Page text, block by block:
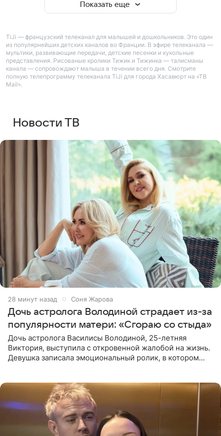
Показать еще
TiJi — французский телеканал для малышей и дошкольников. Это один
из популярнейших детских каналов во Франции. В эфире телеканала —
мультики, развивающие передачи, детские песенки и кукольные
представления. Рисованые кролики Тижик и Тижинка — талисманы
канала — сопровождают малыша в течении всего дня. Смотрите
полную телепрограмму телеканала TiJi для города Хасавюрт на «ТВ
Mail».
Новости ТВ
28 минут назад Соня Жарова
Дочь астролога Володиной страдает из-за
популярности матери: «Сгораю со стыда»
Дочь астролога Василисы Володиной, 25-летняя
Виктория, выступила с откровенной жалобой на жизнь.
Девушка записала эмоциональный ролик, в котором